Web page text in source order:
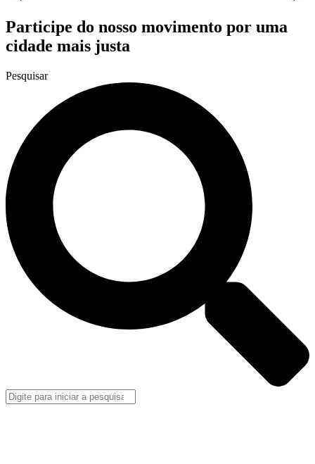
Participe do nosso movimento por uma
cidade mais justa
Pesquisar